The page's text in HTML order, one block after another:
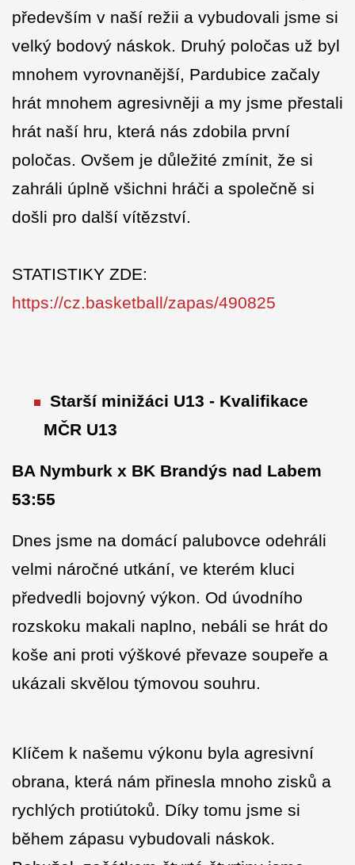
především v naší režii a vybudovali jsme si
velký bodový náskok. Druhý poločas už byl
mnohem vyrovnanější, Pardubice začaly
hrát mnohem agresivněji a my jsme přestali
hrát naší hru, která nás zdobila první
poločas. Ovšem je důležité zmínit, že si
zahráli úplně všichni hráči a společně si
došli pro další vítězství.
STATISTIKY ZDE:
https://cz.basketball/zapas/490825
Starší minižáci U13 - Kvalifikace
MČR U13
BA Nymburk x BK Brandýs nad Labem
53:55
Dnes jsme na domácí palubovce odehráli
velmi náročné utkání, ve kterém kluci
předvedli bojovný výkon. Od úvodního
rozskoku makali naplno, nebáli se hrát do
koše ani proti výškové převaze soupeře a
ukázali skvělou týmovou souhru.
Klíčem k našemu výkonu byla agresivní
obrana, která nám přinesla mnoho zisků a
rychlých protiútoků. Díky tomu jsme si
během zápasu vybudovali náskok.